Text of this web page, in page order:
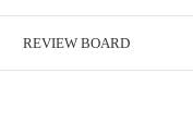
REVIEW BOARD